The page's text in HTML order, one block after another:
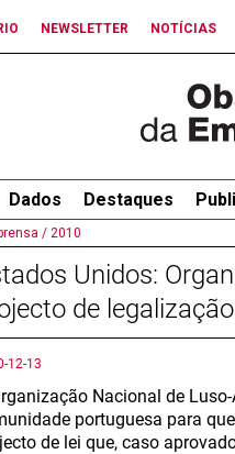
NEWSLETTER NOTÍCIAS
Dados Destaques
/ 2010
Unidos:
de
12-13
Nacional de
portuguesa para
de lei que, caso